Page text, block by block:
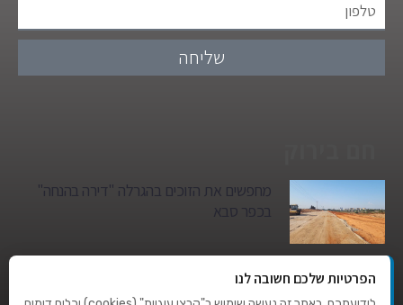
שליחה
מחפשים את הזוכים בהגרלה "דירה בהנחה"
בכפר סבא
גן הילדים של מרים סיטי יהפוך למגדל מגורים:
סגירת מעגל היסטורית במגדיאל
הפרטיות שלכם חשובה לנו